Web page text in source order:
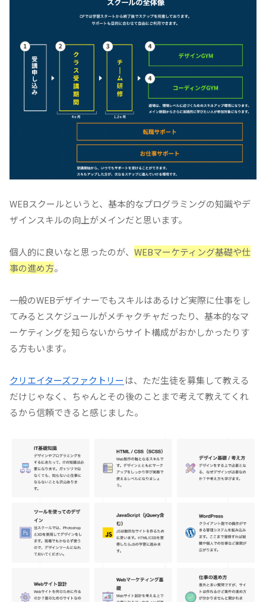
WEBスクールというと、基本的なプログラミングの知識やデ
ザインスキルの向上がメインだと思います。
個人的に良いなと思ったのが、 WEBマーケティング基礎や仕
事の進め方。
一般のWEBデザイナーでもスキルはあるけど実際に仕事をし
てみるとスケジュールがメチャクチャだったり、基本的なマ
ーケティングを知らないからサイト構成がおかしかったりす
る方もいます。
クリエイターズファクトリー は、ただ生徒を募集して教える
だけじゃなく、ちゃんとその後のことまで考えて教えてくれ
るから信頼できると感じました。